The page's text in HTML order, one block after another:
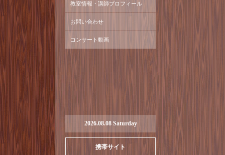
教室情報・講師プロフィール
お問い合わせ
コンサート動画
2026.08.08 Saturday
携帯サイト